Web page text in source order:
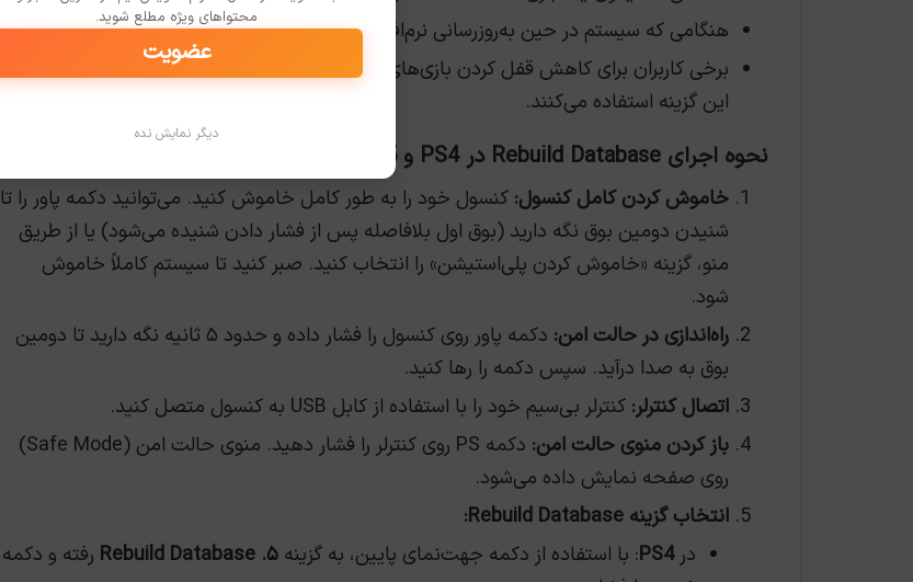
هنگامی که سیستم در حین به‌روزرسانی نرم‌افزار یا در هر زمان دیگری قفل می‌کند.
برخی کاربران برای کاهش قفل کردن بازی‌های FPS یا روان‌تر کردن حرکت در منوهای سیستم از
این گزینه استفاده می‌کنند.
نحوه اجرای Rebuild Database در PS4 و PS5:
خاموش کردن کامل کنسول: کنسول خود را به طور کامل خاموش کنید. می‌توانید دکمه پاور را تا
شنیدن دومین بوق نگه دارید (بوق اول بلافاصله پس از فشار دادن شنیده می‌شود) یا از طریق
منو، گزینه «خاموش کردن پلی‌استیشن» را انتخاب کنید. صبر کنید تا سیستم کاملاً خاموش
شود.
راه‌اندازی در حالت امن:
دکمه پاور روی کنسول را فشار داده و حدود ۵ ثانیه نگه دارید تا دومین
بوق به صدا درآید. سپس دکمه را رها کنید.
اتصال کنترلر: کنترلر بی‌سیم خود را با استفاده از کابل USB به کنسول متصل کنید.
باز کردن منوی حالت امن:
دکمه PS روی کنترلر را فشار دهید. منوی حالت امن (Safe Mode)
روی صفحه نمایش داده می‌شود.
انتخاب گزینه Rebuild Database:
درPS4: با استفاده از دکمه جهت‌نمای پایین، به گزینه ۵. Rebuild Database
رفته و دکمه
محتواهای ویژه مطلع شوید.
عضویت
دیگر نمایش نده